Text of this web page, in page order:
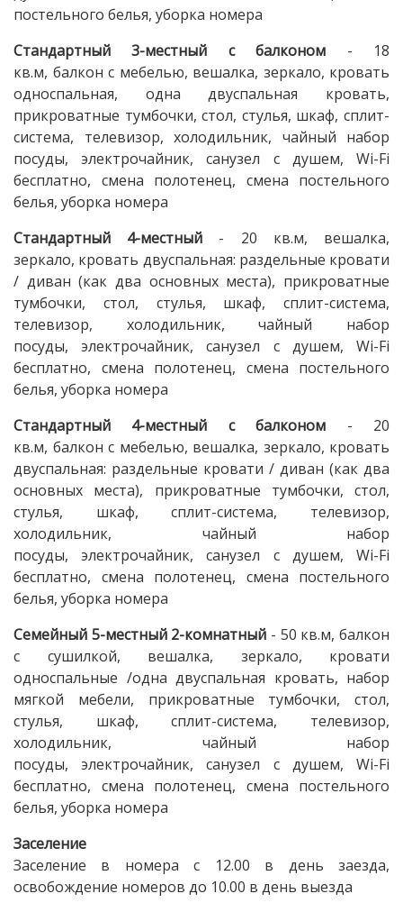
постельного белья, уборка номера
Стандартный 3-местный с балконом - 18
кв.м, балкон с мебелью, вешалка, зеркало, кровать
односпальная, одна двуспальная кровать,
прикроватные тумбочки, стол, стулья, шкаф, сплит-
система, телевизор, холодильник, чайный набор
посуды, электрочайник, санузел с душем, Wi-Fi
бесплатно, смена полотенец, смена постельного
белья, уборка номера
Стандартный 4-местный - 20 кв.м, вешалка,
зеркало, кровать двуспальная: раздельные кровати
/ диван (как два основных места), прикроватные
тумбочки, стол, стулья, шкаф, сплит-система,
телевизор, холодильник, чайный набор
посуды, электрочайник, санузел с душем, Wi-Fi
бесплатно, смена полотенец, смена постельного
белья, уборка номера
Стандартный 4-местный с балконом - 20
кв.м, балкон с мебелью, вешалка, зеркало, кровать
двуспальная: раздельные кровати / диван (как два
основных места), прикроватные тумбочки, стол,
стулья, шкаф, сплит-система, телевизор,
холодильник, чайный набор
посуды, электрочайник, санузел с душем, Wi-Fi
бесплатно, смена полотенец, смена постельного
белья, уборка номера
Семейный 5-местный 2-комнатный - 50 кв.м, балкон
с сушилкой, вешалка, зеркало, кровати
односпальные /одна двуспальная кровать, набор
мягкой мебели, прикроватные тумбочки, стол,
стулья, шкаф, сплит-система, телевизор,
холодильник, чайный набор
посуды, электрочайник, санузел с душем, Wi-Fi
бесплатно, смена полотенец, смена постельного
белья, уборка номера
Заселение
Заселение в номера с 12.00 в день заезда,
освобождение номеров до 10.00 в день выезда